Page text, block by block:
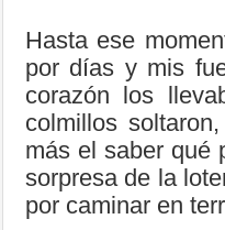
Hasta ese
por días y mis
corazón los
colmillos
más el saber qué
sorpresa de la
por caminar en